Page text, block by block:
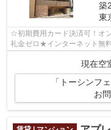
築
東
☆初期費用カード決済可！オ
礼金ゼロ★インターネット無
現在空
「トーシンフ
お